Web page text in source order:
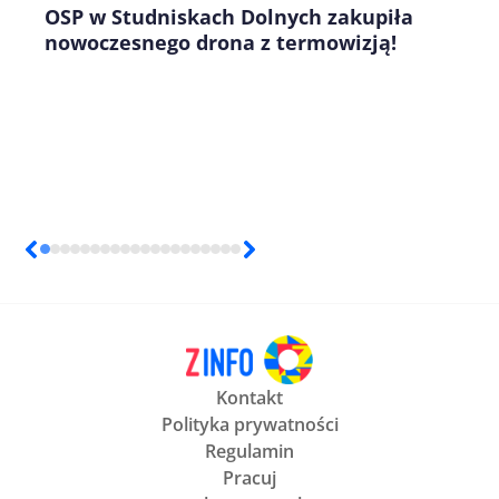
OSP w Studniskach Dolnych zakupiła
nowoczesnego drona z termowizją!
Kontakt
Polityka prywatności
Regulamin
Pracuj